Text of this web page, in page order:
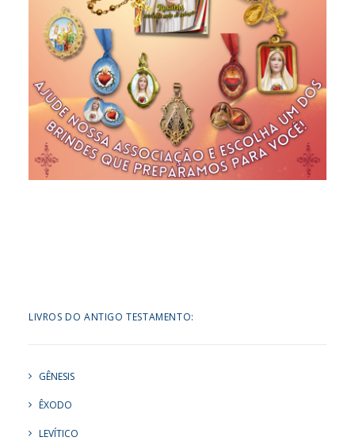
LIVROS DO ANTIGO TESTAMENTO:
GÊNESIS
ÊXODO
LEVÍTICO